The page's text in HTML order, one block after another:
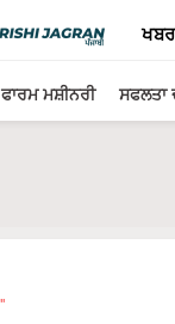
ਫਾਰਮ ਮਸ਼ੀਨਰੀ ਸਫਲਤਾ